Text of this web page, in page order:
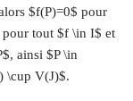
$f(P)=0$ pour
tout $f \in I$ et
ainsi $P \in
\cup V(J)$.